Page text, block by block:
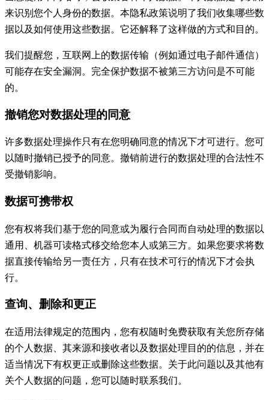
来识别您个人身份的数据。本隐私政策说明了我们收集哪些数
据以及如何使用这些数据。它还解释了这样做的方式和目的。
我们提醒您，互联网上的数据传输（例如通过电子邮件通信）
可能存在安全漏洞。完全保护数据不被第三方访问是不可能
的。
撤销您对数据处理的同意
许多数据处理操作只有在您明确同意的情况下才可进行。您可
以随时撤销已授予的同意。撤销前进行的数据处理的合法性不
受撤销影响。
数据可携带权
您有权将我们基于您的同意或为履行合同而自动处理的数据以
通用、机器可读格式移交给您本人或第三方。如果您要求将数
据直接传输给另一责任方，只有在技术可行的情况下才会执
行。
查询、删除和更正
在适用法律规定的范围内，您有权随时免费获取有关您所存储
的个人数据、其来源和接收者以及数据处理目的的信息，并在
适当情况下有权更正或删除这些数据。关于此问题以及其他有
关个人数据的问题，您可以随时联系我们。